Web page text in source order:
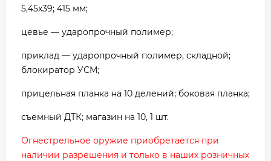
5,45x39; 415 мм;
цевье — ударопрочный полимер;
приклад — ударопрочный полимер, складной;
блокиратор УСМ;
прицельная планка на 10 делений; боковая планка;
съемный ДТК; магазин на 10, 1 шт.
Огнестрельное оружие приобретается при
наличии разрешения и только в наших розничных